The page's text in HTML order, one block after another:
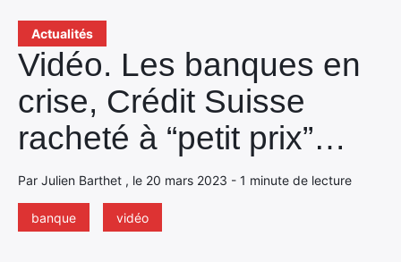
Actualités
Vidéo. Les banques en
crise, Crédit Suisse
racheté à “petit prix”…
Par Julien Barthet , le 20 mars 2023 - 1 minute de lecture
banque vidéo